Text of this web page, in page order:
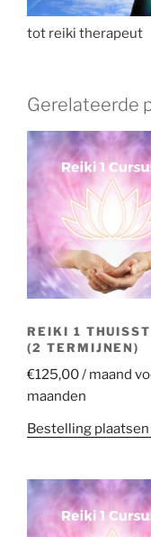
tot reiki therapeut
Gerelateerde
REIKI 1
(2 TERMIJNEN)
€125,00/ maand
maanden
Bestelling plaatsen